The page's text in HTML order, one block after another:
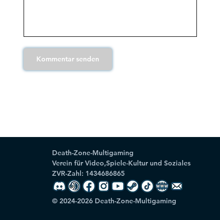
Kommentar senden
Death-Zone-Multigaming
Verein für Video,Spiele-Kultur und Soziales
ZVR-Zahl: 1434686865
© 2024-2026 Death-Zone-Multigaming